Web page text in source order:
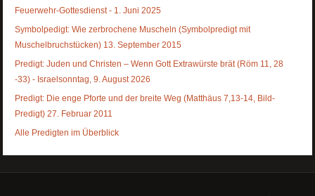
Feuerwehr-Gottesdienst - 1. Juni 2025
Symbolpedigt: Wie zerbrochene Muscheln (Symbolpredigt mit
Muschelbruchstücken) 13. September 2015
Predigt: Juden und Christen – Wenn Gott Extrawürste brät (Röm 11, 28
-33) - Israelsonntag, 9. August 2026
Predigt: Die enge Pforte und der breite Weg (Matthäus 7,13-14, Bild-
Predigt) 27. Februar 2011
Alle Predigten im Überblick